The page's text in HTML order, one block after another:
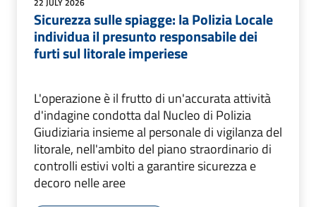
22 JULY 2026
Sicurezza sulle spiagge: la Polizia Locale
individua il presunto responsabile dei
furti sul litorale imperiese
L'operazione è il frutto di un'accurata attività
d'indagine condotta dal Nucleo di Polizia
Giudiziaria insieme al personale di vigilanza del
litorale, nell'ambito del piano straordinario di
controlli estivi volti a garantire sicurezza e
decoro nelle aree